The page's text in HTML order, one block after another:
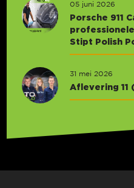
05 juni 2026
Porsche 911
Stipt Polish
31 mei 2026
Aflevering 11